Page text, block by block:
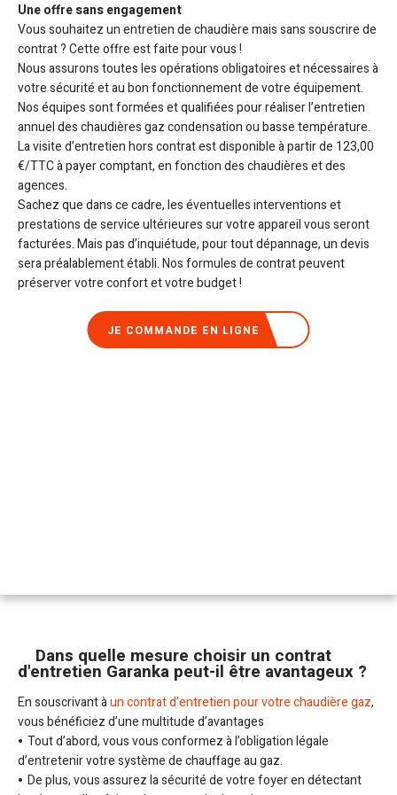
Une offre sans engagement
Vous souhaitez un entretien de chaudière mais sans souscrire de
contrat ? Cette offre est faite pour vous !
Nous assurons toutes les opérations obligatoires et nécessaires à
votre sécurité et au bon fonctionnement de votre équipement.
Nos équipes sont formées et qualifiées pour réaliser l’entretien
annuel des chaudières gaz condensation ou basse température.
La visite d’entretien hors contrat est disponible à partir de 123,00
€/TTC à payer comptant, en fonction des chaudières et des
agences.
Sachez que dans ce cadre, les éventuelles interventions et
prestations de service ultérieures sur votre appareil vous seront
facturées. Mais pas d’inquiétude, pour tout dépannage, un devis
sera préalablement établi. Nos formules de contrat peuvent
préserver votre confort et votre budget !
JE COMMANDE EN LIGNE
Dans quelle mesure choisir un contrat
d'entretien Garanka peut-il être avantageux ?
En souscrivant àun contrat d’entretien pour votre chaudière gaz,
vous bénéficiez d’une multitude d’avantages
Tout d’abord, vous vous conformez à l’obligation légale
d’entretenir votre système de chauffage au gaz.
De plus, vous assurez la sécurité de votre foyer en détectant